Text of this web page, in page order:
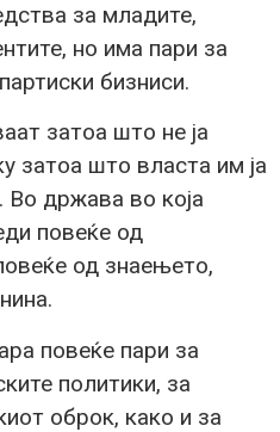
за младите,
но има пари за
бизниси.
затоа што не ја
затоа што власта им ја
Во држава во која
повеќе од
од знаењето,
повеќе пари за
политики, за
оброк, како и за